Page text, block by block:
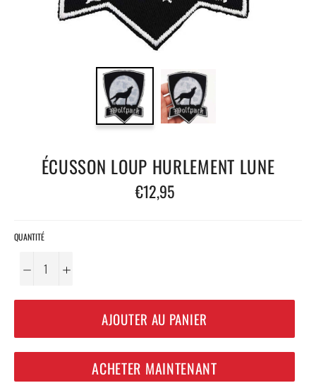
ÉCUSSON LOUP HURLEMENT LUNE
Prix
régulier
€12,95
QUANTITÉ
− +
AJOUTER AU PANIER
ACHETER MAINTENANT